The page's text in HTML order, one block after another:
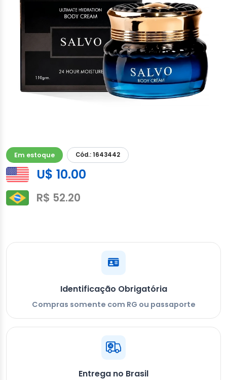
Em estoque Cód.: 1643442
U$ 10.00
R$ 52.20
Identificação Obrigatória
Compras somente com RG ou passaporte
Entrega no Brasil